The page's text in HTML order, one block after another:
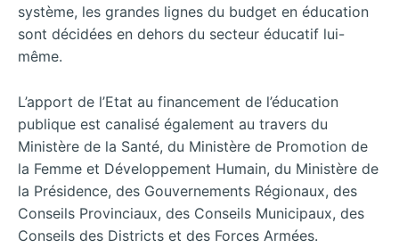
système, les grandes lignes du budget en éducation
sont décidées en dehors du secteur éducatif lui-
même.
L’apport de l’Etat au financement de l’éducation
publique est canalisé également au travers du
Ministère de la Santé, du Ministère de Promotion de
la Femme et Développement Humain, du Ministère de
la Présidence, des Gouvernements Régionaux, des
Conseils Provinciaux, des Conseils Municipaux, des
Conseils des Districts et des Forces Armées.